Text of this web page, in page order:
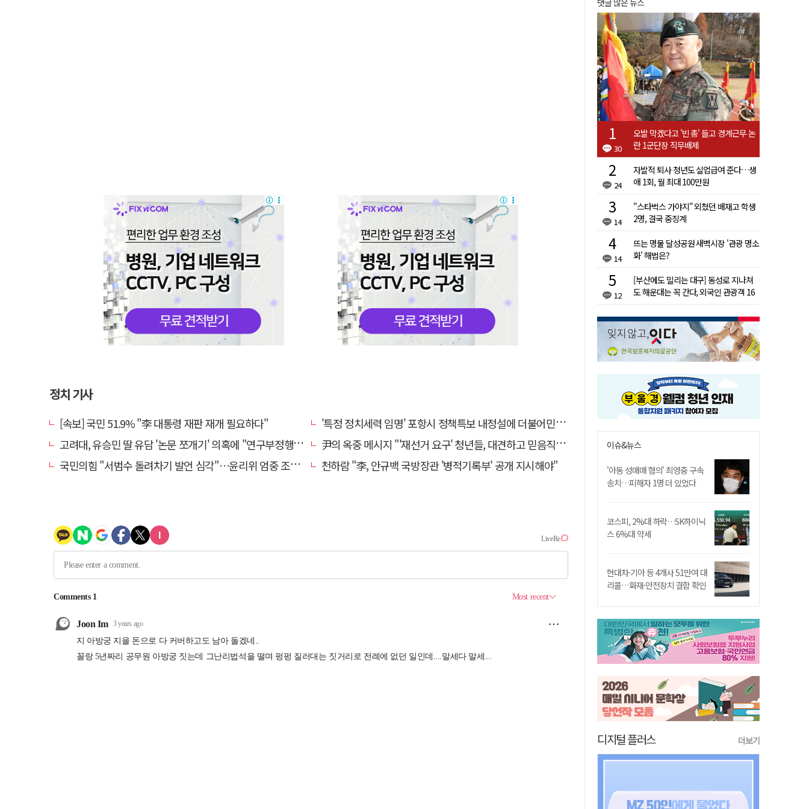
정치 기사
[속보] 국민 51.9% "李 대통령 재판 재개 필요하다"
'특정 정치세력 임명' 포항시 정책특보 내정설에 더불어민주당 반발나서
고려대, 유승민 딸 유담 '논문 쪼개기' 의혹에 "연구부정행위 아냐"
尹의 옥중 메시지 "'재선거 요구' 청년들, 대견하고 믿음직해"
국민의힘 "서범수 돌려차기 발언 심각"…윤리위 엄중 조치 의견 모아
천하람 "李, 안규백 국방장관 '병적기록부' 공개 지시해야"
댓글 많은 뉴스
30
오발 막겠다고 '빈 총' 들고 경계근무 논
란 1군단장 직무배제
24
자발적 퇴사 청년도 실업급여 준다…생
애 1회, 월 최대 100만원
14
"스타벅스 가야지" 외쳤던 배재고 학생
2명, 결국 중징계
14
뜨는 명물 달성공원 새벽시장 '관광 명소
화' 해법은?
12
[부산에도 밀리는 대구] 동성로 지나쳐
도 해운대는 꼭 간다, 외국인 관광객 16
이슈&뉴스
'아동 성매매 혐의' 최영중 구속
송치…피해자 1명 더 있었다
코스피, 2%대 하락…SK하이닉
스 6%대 약세
현대차·기아 등 4개사 51만여 대
리콜…화재·안전장치 결함 확인
디지털 플러스 더보기